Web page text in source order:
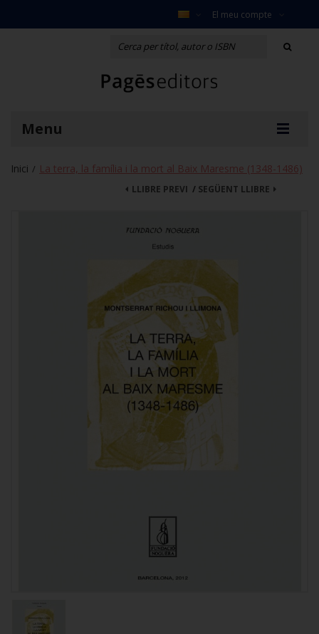
El meu compte
Menu
Inici / La terra, la família i la mort al Baix Maresme (1348-1486)
SEGÜENT LLIBRE
LLIBRE PREVI /